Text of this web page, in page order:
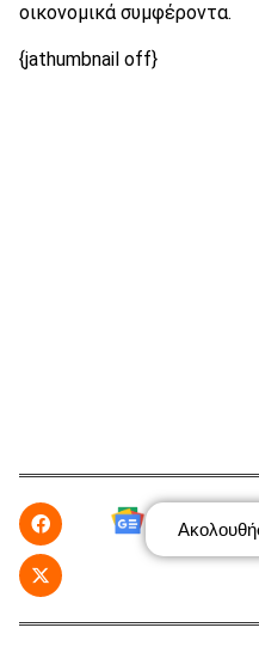
οικονομικά συμφέροντα.
{jathumbnail off}